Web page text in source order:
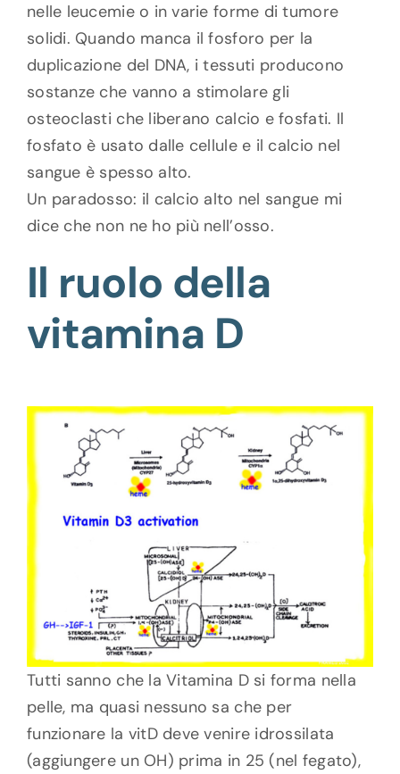
nelle leucemie o in varie forme di tumore
solidi. Quando manca il fosforo per la
duplicazione del DNA, i tessuti producono
sostanze che vanno a stimolare gli
osteoclasti che liberano calcio e fosfati. Il
fosfato è usato dalle cellule e il calcio nel
sangue è spesso alto.
Un paradosso: il calcio alto nel sangue mi
dice che non ne ho più nell’osso.
Il ruolo della
vitamina D
Tutti sanno che la Vitamina D si forma nella
pelle, ma quasi nessuno sa che per
funzionare la vitD deve venire idrossilata
(aggiungere un OH) prima in 25 (nel fegato),